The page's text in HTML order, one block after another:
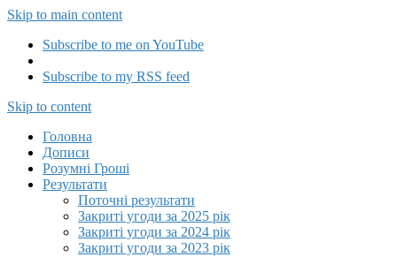
Skip to main content
Subscribe to me on YouTube
Subscribe to my RSS feed
Capitalizator UA
Skip to content
Головна
Дописи
Розумні Гроші
Результати
Поточні результати
Закриті угоди за 2025 рік
Закриті угоди за 2024 рік
Закриті угоди за 2023 рік